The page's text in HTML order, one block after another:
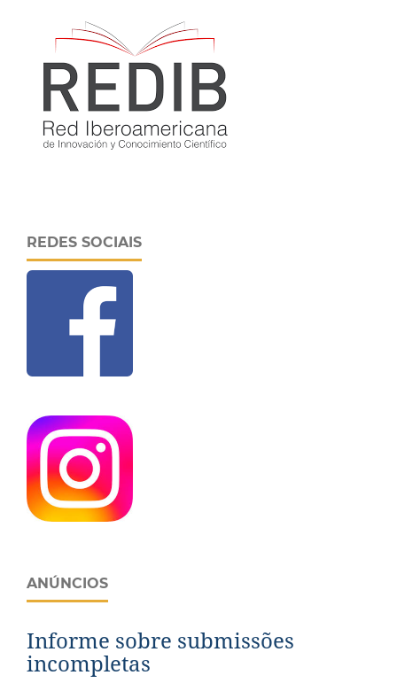
REDES SOCIAIS
ANÚNCIOS
Informe sobre submissões
incompletas